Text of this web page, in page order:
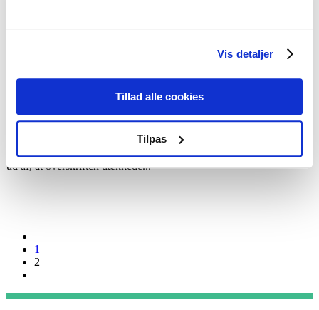
Vis detaljer
Tillad alle cookies
Tilpas
Kravene til omstilling, tilpasning og udvikling er historisk store.
Hvorfor er rige mennesker egentlig dumme svin?
For et stykke tid siden skrev jeg indlægget: Hvorfor er fattige
mennesker egentlig så dumme? Over 150.000 læste med og fandt
ud af, at overskriften dækkede...
1
2